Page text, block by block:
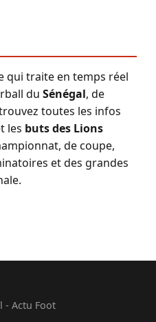
qui traite en temps réel
du Sénégal, de
toutes les infos
les buts des Lions
de coupe,
et des grandes
- Actu Foot